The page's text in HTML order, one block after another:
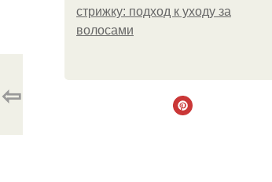
стрижку: подход к уходу за
волосами
⇦